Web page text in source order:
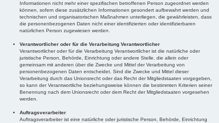
Informationen nicht mehr einer spezifischen betroffenen Person zugeordnet werden
können, sofern diese zusätzlichen Informationen gesondert aufbewahrt werden und
technischen und organisatorischen Maßnahmen unterliegen, die gewährleisten, dass
die personenbezogenen Daten nicht einer identifizierten oder identifizierbaren
natürlichen Person zugewiesen werden.
Verantwortlicher oder für die Verarbeitung Verantwortlicher
Verantwortlicher oder für die Verarbeitung Verantwortlicher ist die natürliche oder
juristische Person, Behörde, Einrichtung oder andere Stelle, die allein oder
gemeinsam mit anderen über die Zwecke und Mittel der Verarbeitung von
personenbezogenen Daten entscheidet. Sind die Zwecke und Mittel dieser
Verarbeitung durch das Unionsrecht oder das Recht der Mitgliedstaaten vorgegeben,
so kann der Verantwortliche beziehungsweise können die bestimmten Kriterien seiner
Benennung nach dem Unionsrecht oder dem Recht der Mitgliedstaaten vorgesehen
werden.
Auftragsverarbeiter
Auftragsverarbeiter ist eine natürliche oder juristische Person, Behörde, Einrichtung